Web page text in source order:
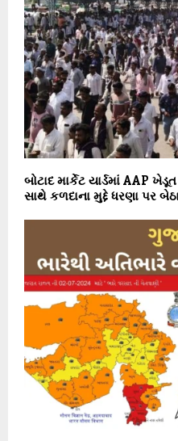
બોટાદ માર્કેટ યાર્ડમાં AAP
સાથે કળદાના મુદ્દે ધરણા પર